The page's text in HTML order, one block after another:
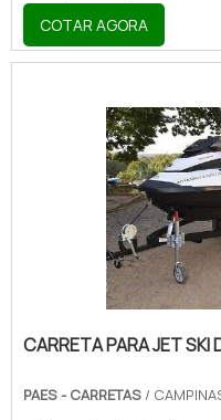
e descarga.
podem contar com a
como uma
CARROCERIA
VERSÁTILOs
descendentes dos
possuem baixo
Entretanto, os
por esse modelo
pequenas e méd.
COTAR AGORA
CARRETA PARA JET SKI
PAES - CARRETAS /